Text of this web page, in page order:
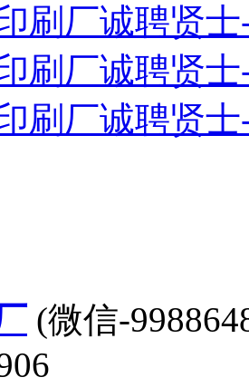
印刷厂诚聘贤
印刷厂诚聘贤
印刷厂诚聘贤
(微信-